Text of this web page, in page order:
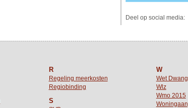
Deel op social media:
R
Regeling meerkosten
Regiobinding
S
W
Wet
Wlz
Wmo 2015